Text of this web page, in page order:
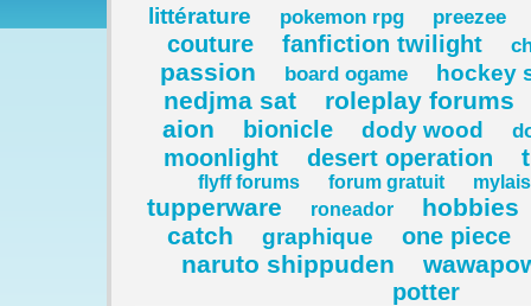
littérature pokemon rpg preezee
couture fanfiction twilight
passion board ogame hockey
nedjma sat
roleplay forums
aion
bionicle dody wood
moonlight desert operation
flyff forums forum gratuit
tupperware roneador
hobbies
catch
graphique one piece
naruto shippuden
potter